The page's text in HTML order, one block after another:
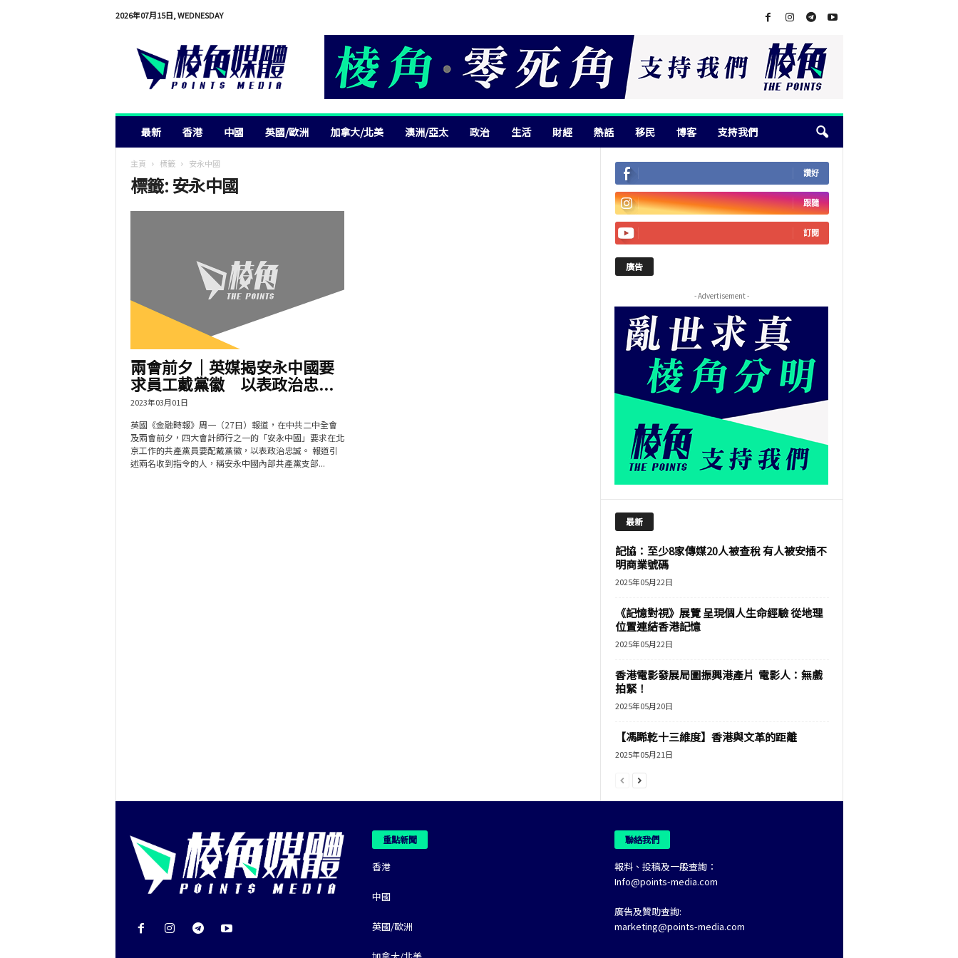
2026年07月15日, WEDNESDAY
最新 香港 中國 英國/歐洲 加拿大/北美 澳洲/亞太 政治 生活 財經 熱話 移民 博客 支持我們
主頁 標籤 安永中國
標籤: 安永中國
兩會前夕｜英媒揭安永中國要
求員工戴黨徽 以表政治忠...
2023年03月01日
英國《金融時報》周一（27日）報道，在中共二中全會
及兩會前夕，四大會計師行之一的「安永中國」要求在北
京工作的共產黨員要配戴黨徽，以表政治忠誠。 報道引
述兩名收到指令的人，稱安永中國內部共產黨支部...
讚好
跟隨
訂閱
廣告
- Advertisement -
最新
記協：至少8家傳媒20人被查稅 有人被安插不
明商業號碼
2025年05月22日
《記憶對視》展覽 呈現個人生命經驗 從地理
位置連結香港記憶
2025年05月22日
香港電影發展局圖振興港產片 電影人：無戲
拍緊！
2025年05月20日
【馮睎乾十三維度】香港與文革的距離
2025年05月21日
重點新聞
香港
中國
英國/歐洲
聯絡我們
報料、投稿及一般查詢：
Info@points-media.com
廣告及贊助查詢:
marketing@points-media.com